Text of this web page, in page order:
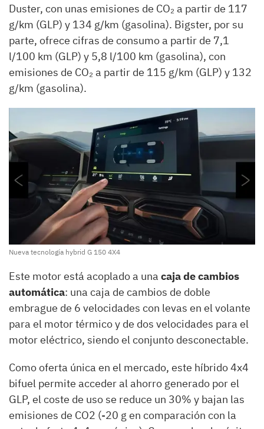
Duster, con unas emisiones de CO₂ a partir de 117
g/km (GLP) y 134 g/km (gasolina). Bigster, por su
parte, ofrece cifras de consumo a partir de 7,1
l/100 km (GLP) y 5,8 l/100 km (gasolina), con
emisiones de CO₂ a partir de 115 g/km (GLP) y 132
g/km (gasolina).
Nueva tecnología hybrid G 150 4X4
Este motor está acoplado a una caja de cambios
automática: una caja de cambios de doble
embrague de 6 velocidades con levas en el volante
para el motor térmico y de dos velocidades para el
motor eléctrico, siendo el conjunto desconectable.
Como oferta única en el mercado, este híbrido 4x4
bifuel permite acceder al ahorro generado por el
GLP, el coste de uso se reduce un 30% y bajan las
emisiones de CO2 (-20 g en comparación con la